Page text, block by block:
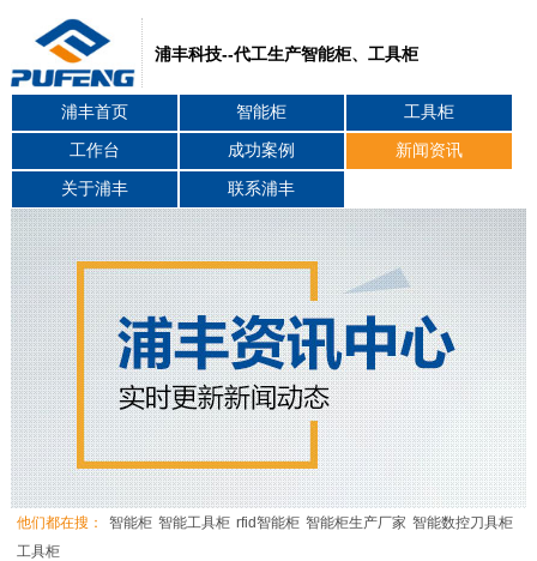
浦丰科技--代工生产智能柜、工具柜
浦丰首页 智能柜 工具柜
工作台 成功案例 新闻资讯
关于浦丰 联系浦丰
他们都在搜： 智能柜 智能工具柜 rfid智能柜 智能柜生产厂家 智能数控刀具柜
工具柜